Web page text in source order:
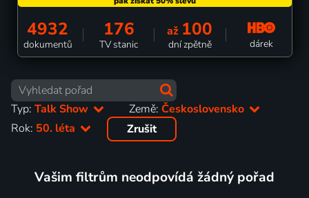
4932
dokumentů
176
TV stanic
až 100
dní zpětně dárek
Typ: Talk Show Země:Československo
Rok: 50. léta Zrušit
Vašim filtrům neodpovídá žádný pořad